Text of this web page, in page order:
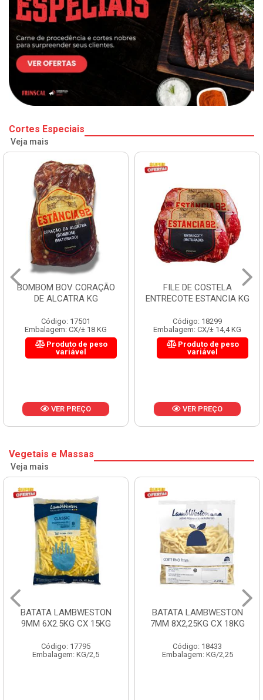
Cortes Especiais
Veja mais
BOMBOM BOV CORAÇÃO
DE ALCATRA KG
Código: 17501
Embalagem: CX/± 18 KG
Produto de peso
variável
VER PREÇO
FILE DE COSTELA
ENTRECOTE ESTANCIA KG
Código: 18299
Embalagem: CX/± 14,4 KG
Produto de peso
variável
VER PREÇO
Vegetais e Massas
Veja mais
BATATA LAMBWESTON
9MM 6X2.5KG CX 15KG
Código: 17795
Embalagem: KG/2,5
BATATA LAMBWESTON
7MM 8X2,25KG CX 18KG
Código: 18433
Embalagem: KG/2,25